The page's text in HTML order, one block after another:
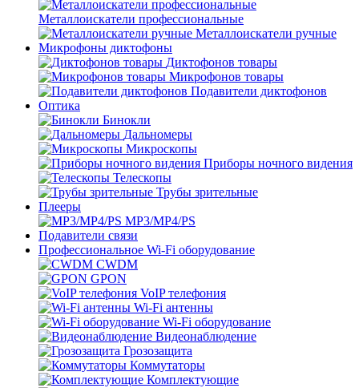
Металлоискатели профессиональные
Металлоискатели ручные
Микрофоны диктофоны
Диктофонов товары
Микрофонов товары
Подавители диктофонов
Оптика
Бинокли
Дальномеры
Микроскопы
Приборы ночного видения
Телескопы
Трубы зрительные
Плееры
MP3/MP4/PS
Подавители связи
Профессиональное Wi-Fi оборудование
CWDM
GPON
VoIP телефония
Wi-Fi антенны
Wi-Fi оборудование
Видеонаблюдение
Грозозащита
Коммутаторы
Комплектующие